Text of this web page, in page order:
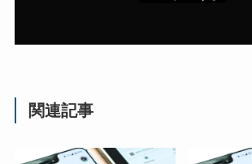
関連記事